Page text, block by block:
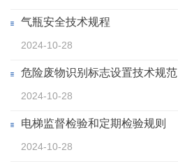
气瓶安全技术规程
2024-10-28
危险废物识别标志设置技术规范
2024-10-28
电梯监督检验和定期检验规则
2024-10-28